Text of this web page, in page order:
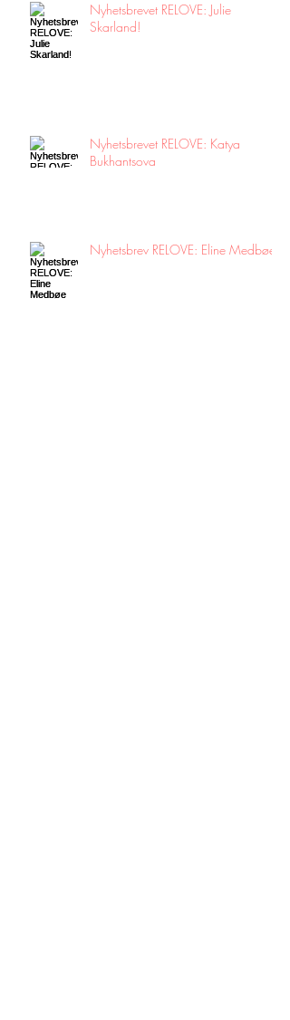
Nyhetsbrevet RELOVE: Julie
Skarland!
Nyhetsbrevet RELOVE: Katya
Bukhantsova
Nyhetsbrev RELOVE: Eline Medbøe